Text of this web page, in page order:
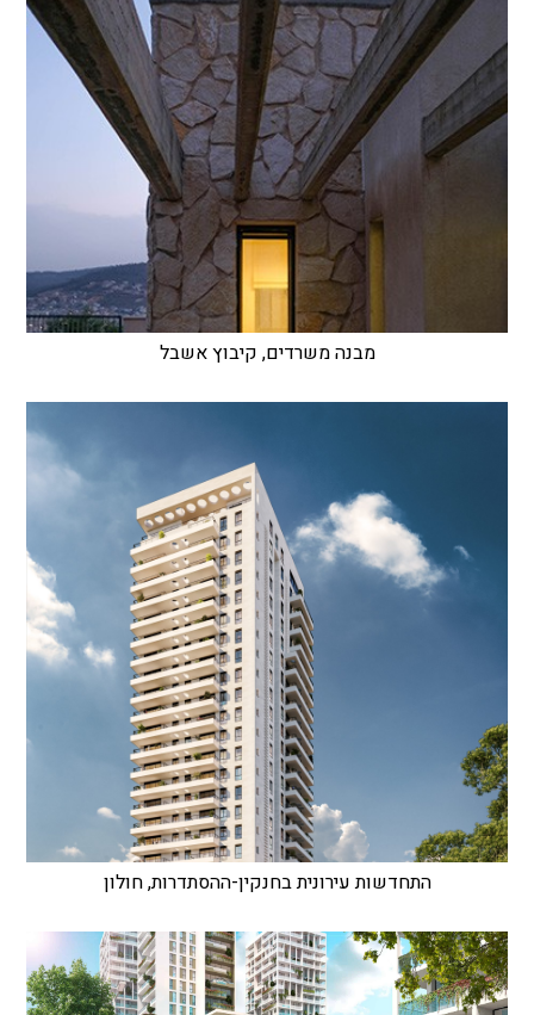
מבנה משרדים, קיבוץ אשבל
התחדשות עירונית בחנקין-ההסתדרות, חולון